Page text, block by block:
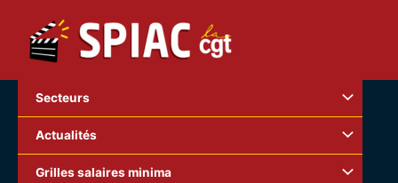
contenu
Secteurs
Actualités
Grilles salaires minima